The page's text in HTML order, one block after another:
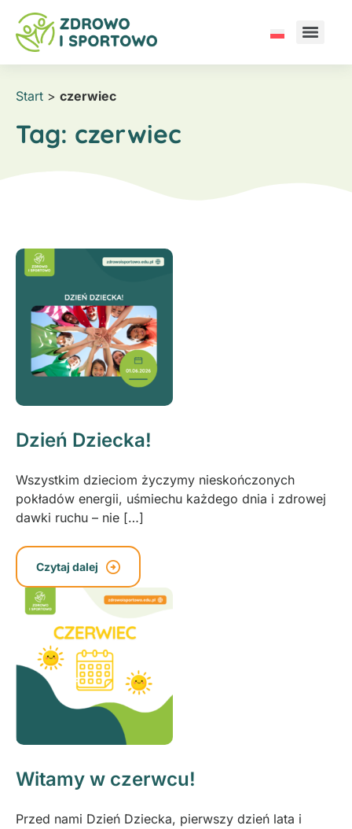
Start > czerwiec
Tag: czerwiec
Dzień Dziecka!
Wszystkim dzieciom życzymy nieskończonych
pokładów energii, uśmiechu każdego dnia i zdrowej
dawki ruchu – nie […]
Czytaj dalej
Witamy w czerwcu!
Przed nami Dzień Dziecka, pierwszy dzień lata i